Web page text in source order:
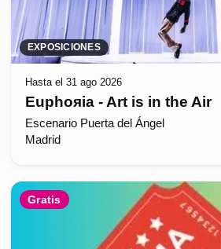
EXPOSICIONES
Hasta el 31 ago 2026
Euphoяia - Art is in the Air
Escenario Puerta del Ángel
Madrid
Gratis